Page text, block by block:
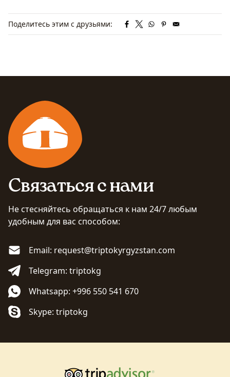
Поделитесь этим с друзьями:
Связаться с нами
Не стесняйтесь обращаться к нам 24/7 любым
удобным для вас способом:
Email: request@triptokyrgyzstan.com
Telegram: triptokg
Whatsapp: +996 550 541 670
Skype: triptokg